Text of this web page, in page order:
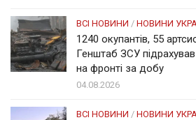
ВСІ НОВИНИ / НОВИНИ
1240 окупантів, 55
Генштаб ЗСУ підрахував
на фронті за добу
04.08.2026
ВСІ НОВИНИ / НОВИНИ